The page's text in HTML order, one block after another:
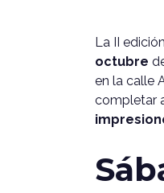
La II
octubre
en la calle
completar